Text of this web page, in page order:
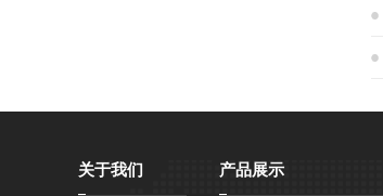
关于我们 产品展示